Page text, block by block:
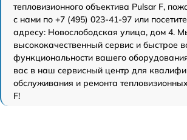
тепловизионного объектива Pulsar F,
с нами по +7 (495) 023-41-97 или
адресу: Новослободская улица, дом 4.
высококачественный сервис и быстрое
функциональности вашего
вас в наш сервисный центр для
обслуживания и ремонта
F!